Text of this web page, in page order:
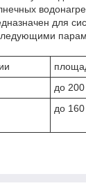
для
до
до